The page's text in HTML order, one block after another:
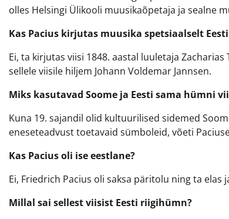
olles Helsingi Ülikooli muusikaõpetaja ja sealne
Kas Pacius kirjutas muusika spetsiaalselt
Ei, ta kirjutas viisi 1848. aastal luuletaja
sellele viisile hiljem Johann Voldemar Jannsen.
Miks kasutavad Soome ja Eesti sama hümni
Kuna 19. sajandil olid kultuurilised sidemed
eneseteadvust toetavaid sümboleid, võeti
Kas Pacius oli ise eestlane?
Ei, Friedrich Pacius oli saksa päritolu ning ta
Millal sai sellest viisist Eesti riigihümn?